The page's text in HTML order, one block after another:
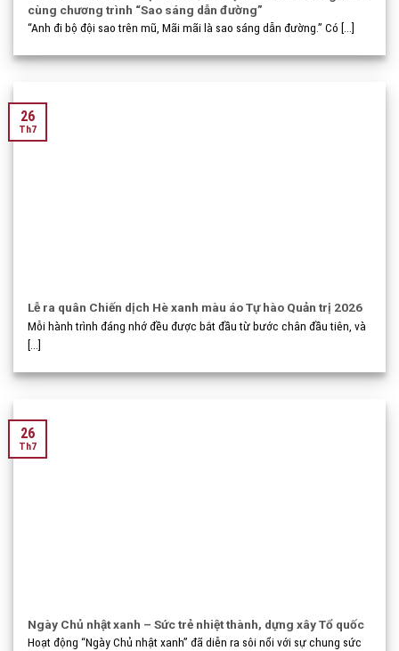
cùng chương trình “Sao sáng dẫn đường”
“Anh đi bộ đội sao trên mũ, Mãi mãi là sao sáng dẫn đường.” Có [...]
Lễ ra quân Chiến dịch Hè xanh màu áo Tự hào Quản trị 2026
Mỗi hành trình đáng nhớ đều được bắt đầu từ bước chân đầu tiên, và
[...]
26
Th7
Ngày Chủ nhật xanh – Sức trẻ nhiệt thành, dựng xây Tổ quốc
Hoạt động “Ngày Chủ nhật xanh” đã diễn ra sôi nổi với sự chung sức
26
Th7